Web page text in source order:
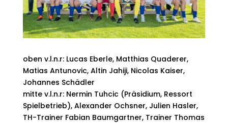
oben v.l.n.r: Lucas Eberle, Matthias Quaderer,
Matias Antunovic, Altin Jahiji, Nicolas Kaiser,
Johannes Schädler
mitte v.l.n.r: Nermin Tuhcic (Präsidium, Ressort
Spielbetrieb), Alexander Ochsner, Julien Hasler,
TH-Trainer Fabian Baumgartner, Trainer Thomas